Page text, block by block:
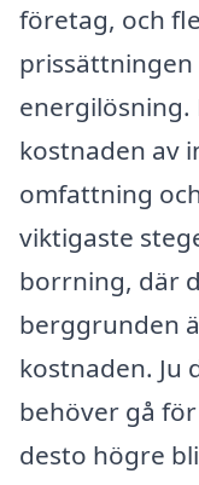
företag, och
prissättningen
energilösning.
kostnaden av
omfattning
viktigaste
borrning, där
berggrunden
kostnaden. Ju
behöver gå
desto högre